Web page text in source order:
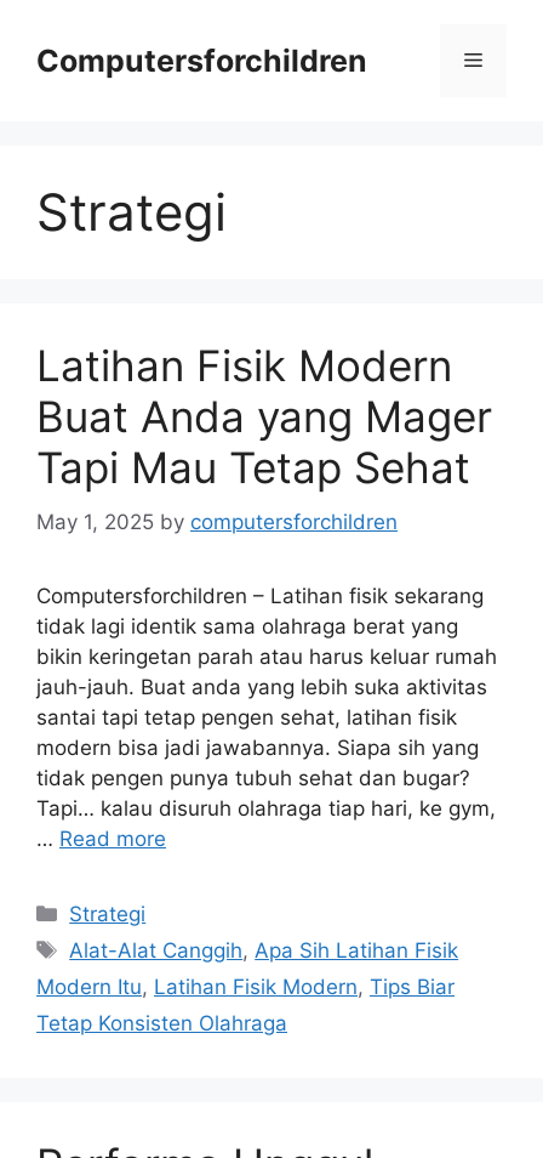
contentComputersforchildren Menu
Strategi
Latihan Fisik Modern
Buat Anda yang Mager
Tapi Mau Tetap Sehat
May 1, 2025 by computersforchildren
Computersforchildren – Latihan fisik sekarang
tidak lagi identik sama olahraga berat yang
bikin keringetan parah atau harus keluar rumah
jauh-jauh. Buat anda yang lebih suka aktivitas
santai tapi tetap pengen sehat, latihan fisik
modern bisa jadi jawabannya. Siapa sih yang
tidak pengen punya tubuh sehat dan bugar?
Tapi… kalau disuruh olahraga tiap hari, ke gym,
… Read more
Categories
Strategi
Tags
Alat-Alat Canggih, Apa Sih Latihan Fisik
Modern Itu, Latihan Fisik Modern, Tips Biar
Tetap Konsisten Olahraga